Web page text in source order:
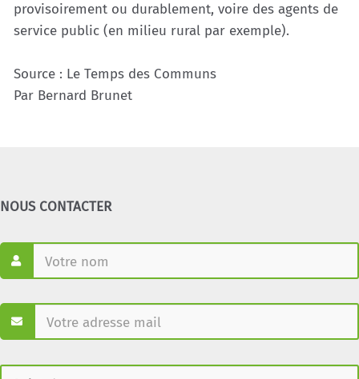
provisoirement ou durablement, voire des agents de
service public (en milieu rural par exemple).
Source : Le Temps des Communs
Par Bernard Brunet
NOUS CONTACTER